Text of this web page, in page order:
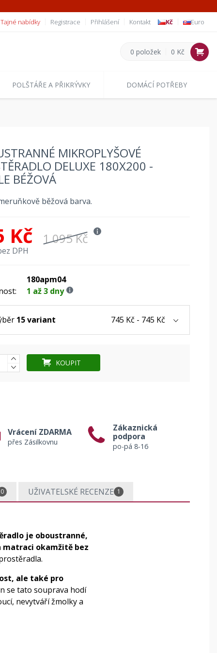
Tajné nabídky Registrace Přihlášení Kontakt Kč Euro
0 položek 0 Kč
POLŠTÁŘE A PŘIKRÝVKY DOMÁCÍ POTŘEBY
MIKROPLYŠOVÉ
DELUXE 180X200 -
BÉŽOVÁ
běžová barva.
Kč 1 095 Kč
DPH
180apm04
1 až 3 dny
15 variant 745 Kč - 745 Kč
KOUPIT
Vrácení ZDARMA
přes Zásilkovnu
Zákaznická
podpora
po-pá 8-16
0 UŽIVATELSKÉ RECENZE 1
je oboustranné,
okamžitě bez
ale také pro
se tato souprava hodí
nevytváří žmolky a